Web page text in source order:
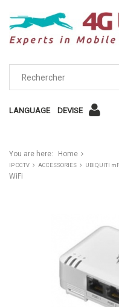
LANGUAGE DEVISE
You are here: Home
IP CCTV ACCESSORIES UBIQUITI
WiFi